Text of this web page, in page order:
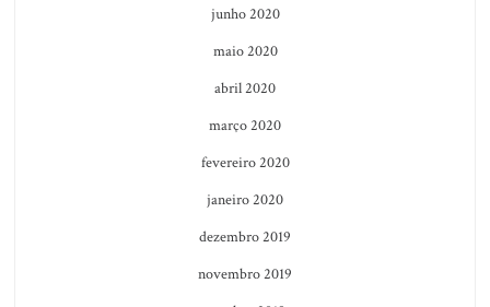
junho 2020
maio 2020
abril 2020
março 2020
fevereiro 2020
janeiro 2020
dezembro 2019
novembro 2019